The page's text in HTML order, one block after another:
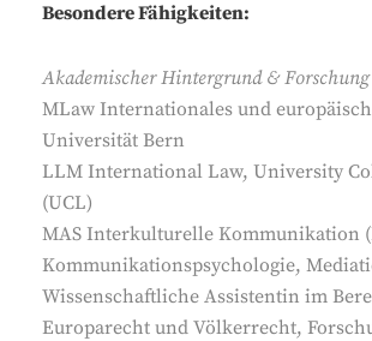
Besondere Fähigkeiten:
Akademischer Hintergrund & Forschung
MLaw Internationales und
Universität Bern
LLM International Law, University
(UCL)
MAS Interkulturelle Kommunikation
Kommunikationspsychologie,
Wissenschaftliche Assistentin im
Europarecht und Völkerrecht,